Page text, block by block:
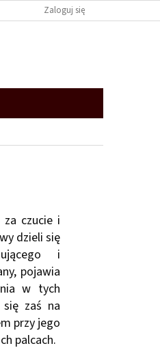
Zaloguj się
czucie i
dzieli się
i
pojawia
w tych
się zaś na
przy jego
palcach.